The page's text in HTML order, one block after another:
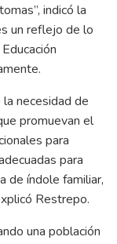
indicó la
un reflejo de lo
necesidad de
promuevan el
para
para
de índole familiar,
Restrepo.
una población